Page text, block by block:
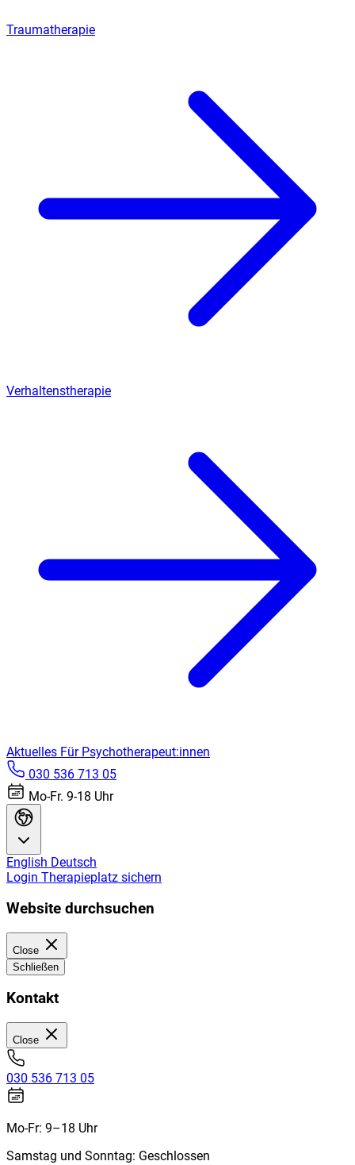
Traumatherapie
Verhaltenstherapie
Aktuelles Für Psychotherapeut:innen
030 536 713 05
Mo-Fr. 9-18 Uhr
English Deutsch
Login Therapieplatz sichern
Website durchsuchen
Close
Schließen
Kontakt
Close
030 536 713 05
Mo-Fr: 9–18 Uhr
Samstag und Sonntag: Geschlossen